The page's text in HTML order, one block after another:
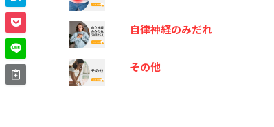
自律神経のみだれ
その他